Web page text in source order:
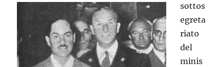
sottos
egreta
riato
del
minis